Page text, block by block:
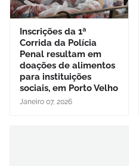
Inscrições da 1ª
Corrida da Polícia
Penal resultam em
doações de alimentos
para instituições
sociais, em Porto Velho
Janeiro 07, 2026